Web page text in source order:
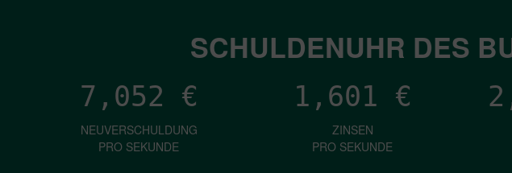
SCHULDENUHR DES
7,052 €
NEUVERSCHULDUNG
PRO SEKUNDE
1,601 €
ZINSEN
PRO SEKUNDE